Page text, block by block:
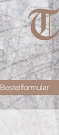
Bestellformular